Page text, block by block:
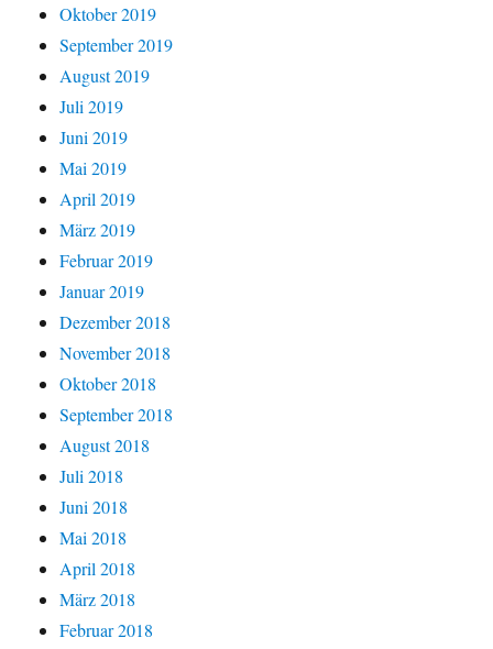
Oktober 2019
September 2019
August 2019
Juli 2019
Juni 2019
Mai 2019
April 2019
März 2019
Februar 2019
Januar 2019
Dezember 2018
November 2018
Oktober 2018
September 2018
August 2018
Juli 2018
Juni 2018
Mai 2018
April 2018
März 2018
Februar 2018